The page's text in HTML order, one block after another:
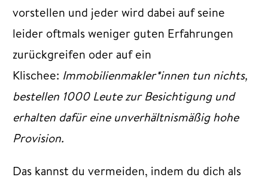
vorstellen und jeder wird dabei auf seine
leider oftmals weniger guten Erfahrungen
zurückgreifen oder auf ein
Klischee: Immobilienmakler*innen tun nichts,
bestellen 1000 Leute zur Besichtigung und
erhalten dafür eine unverhältnismäßig hohe
Provision.
Das kannst du vermeiden, indem du dich als